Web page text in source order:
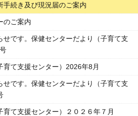
続き及び現況届のご案内
のご案内
せです。保健センターだより（子育て支
育て支援センター）2026年8月
せです。保健センターだより（子育て支
育て支援センター）２０２６年７月